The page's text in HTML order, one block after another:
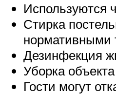
Используются
Стирка
нормативными
Дезинфекция
Уборка
Гости могут